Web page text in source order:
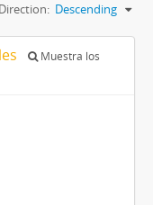
Direction: Descending
Muestra los